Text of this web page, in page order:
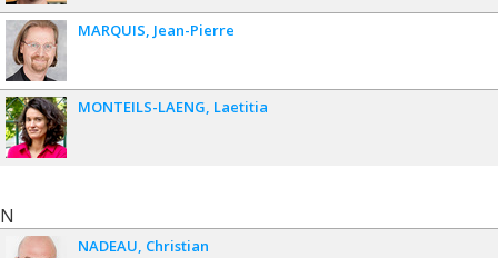
MARQUIS Jean-Pierre
MONTEILS-LAENG Laetitia
N
NADEAU Christian